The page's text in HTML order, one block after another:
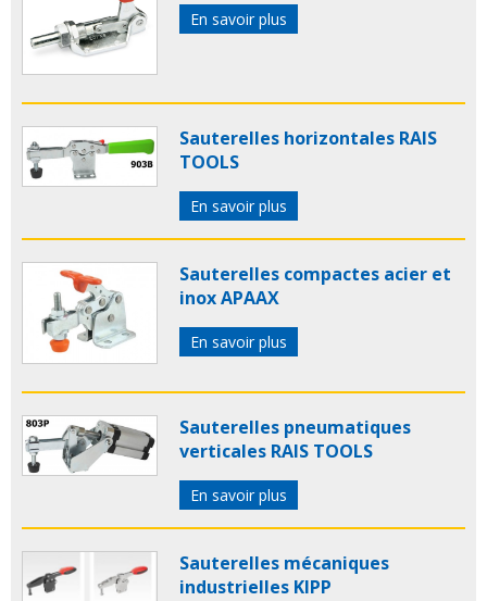
En savoir plus
Sauterelles horizontales RAIS
TOOLS
En savoir plus
Sauterelles compactes acier et
inox APAAX
En savoir plus
Sauterelles pneumatiques
verticales RAIS TOOLS
En savoir plus
Sauterelles mécaniques
industrielles KIPP